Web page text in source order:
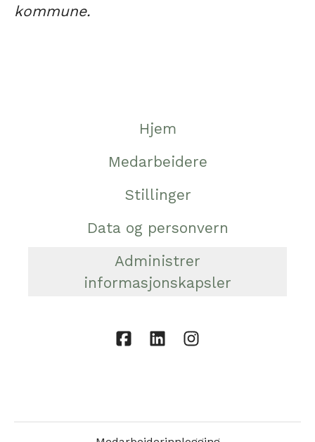
kommune.
Hjem
Medarbeidere
Stillinger
Data og personvern
Administrer
informasjonskapsler